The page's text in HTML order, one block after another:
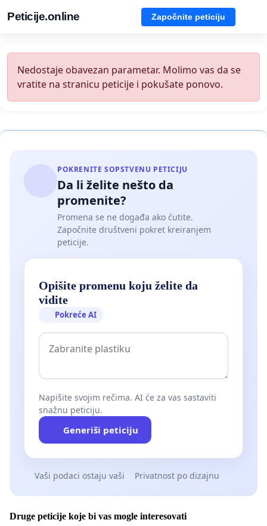
Peticije.online Započnite peticiju
Nedostaje obavezan parametar. Molimo vas da se
vratite na stranicu peticije i pokušate ponovo.
POKRENITE SOPSTVENU PETICIJU
Da li želite nešto da
promenite?
Promena se ne događa ako ćutite.
Započnite društveni pokret kreiranjem
peticije.
Opišite promenu koju želite da
vidite
Pokreće AI
Napišite svojim rečima. AI će za vas sastaviti
snažnu peticiju.
Generiši peticiju
Vaši podaci ostaju vaši Privatnost po dizajnu
Druge peticije koje bi vas mogle interesovati